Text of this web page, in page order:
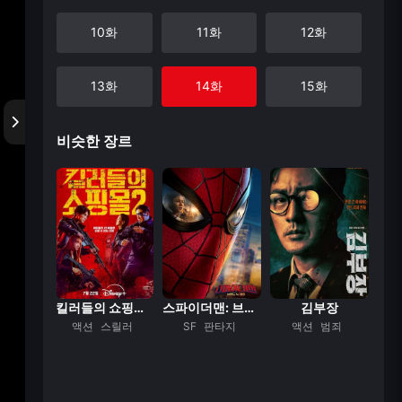
10화 11화 12화
13화 14화 15화
16화
19화 20화 21화
22화
비슷한 장르
킬러들의 쇼핑몰 시...
액션 스릴러
스파이더맨: 브랜드...
SF 판타지
김부장
액션 범죄